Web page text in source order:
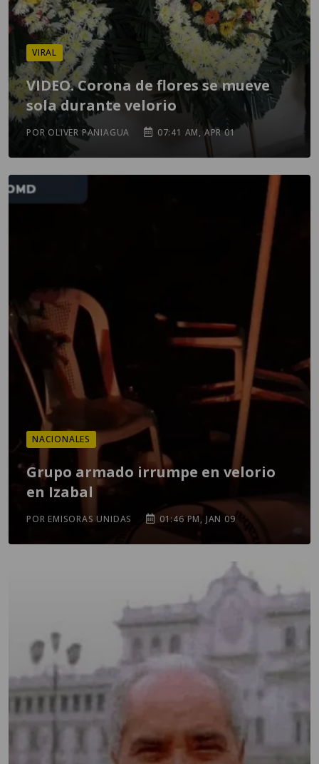
VIRAL
VIDEO. Corona de flores se mueve
sola durante velorio
POR OLIVER PANIAGUA 07:41 AM, APR 01
NACIONALES
Grupo armado irrumpe en velorio
en Izabal
POR EMISORAS UNIDAS 01:46 PM, JAN 09